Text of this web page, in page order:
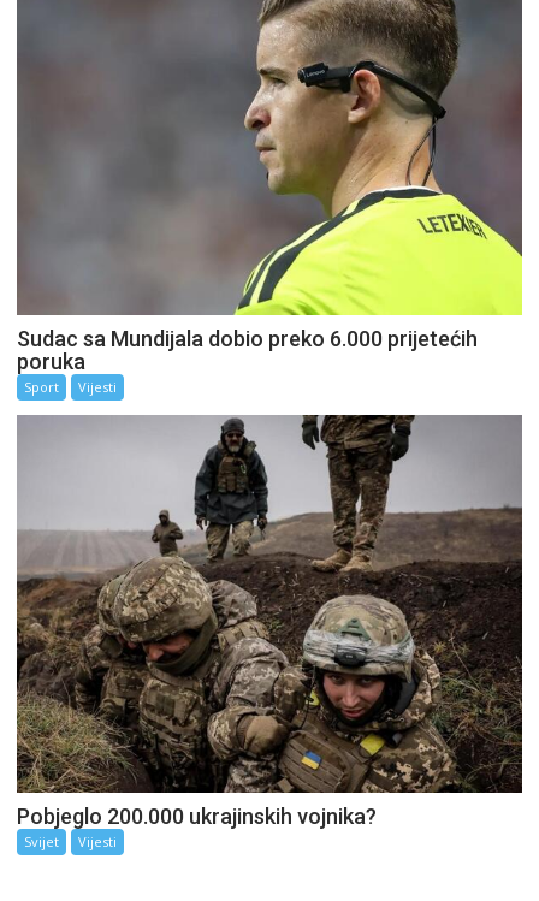
Sudac sa Mundijala dobio preko 6.000 prijetećih
poruka
Sport Vijesti
Pobjeglo 200.000 ukrajinskih vojnika?
Svijet Vijesti